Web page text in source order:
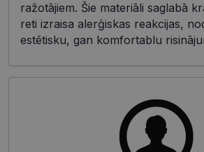
ražotājiem. Šie materiāli saglabā
reti izraisa alerģiskas reakcijas,
estētisku, gan komfortablu